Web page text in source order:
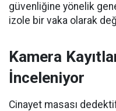
güvenliğine yönelik
izole bir vaka olarak
Kamera
İnceleniyor
Cinayet masası